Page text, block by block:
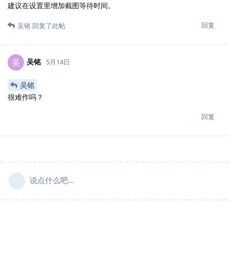
建议在设置里增加截图等待时间。
回复
吴铭 回复了此帖
吴 吴铭 5月14日
吴铭
很难作吗？
回复
说点什么吧...